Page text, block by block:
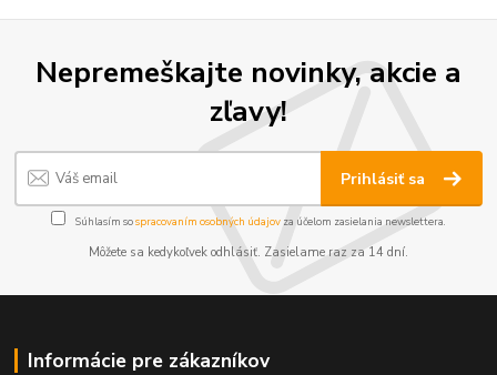
Nepremeškajte novinky, akcie a
zľavy!
Prihlásiť sa
Súhlasím sospracovaním osobných údajov za účelom zasielania newslettera.
Môžete sa kedykoľvek odhlásiť. Zasielame raz za 14 dní.
Informácie pre zákazníkov